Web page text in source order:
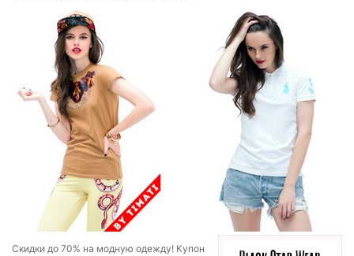
Скидки до 70% на модную одежду! Купон